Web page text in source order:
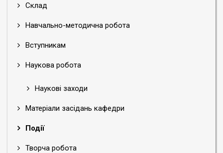
Склад
Навчально-методична робота
Вступникам
Наукова робота
Наукові заходи
Матеріали засідань кафедри
Події
Творча робота